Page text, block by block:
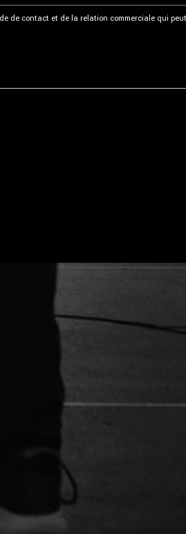
de contact et de la relation commerciale qui